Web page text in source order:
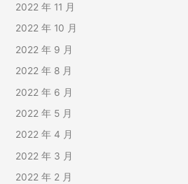
2022 年 11 月
2022 年 10 月
2022 年 9 月
2022 年 8 月
2022 年 6 月
2022 年 5 月
2022 年 4 月
2022 年 3 月
2022 年 2 月